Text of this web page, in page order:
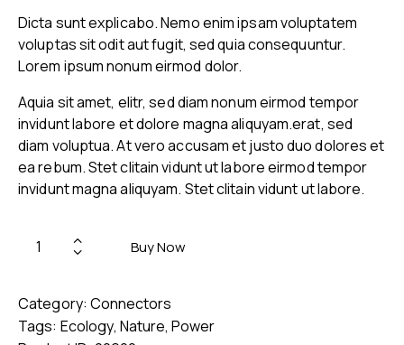
Dicta sunt explicabo. Nemo enim ipsam voluptatem
voluptas sit odit aut fugit, sed quia consequuntur.
Lorem ipsum nonum eirmod dolor.
Aquia sit amet, elitr, sed diam nonum eirmod tempor
invidunt labore et dolore magna aliquyam.erat, sed
diam voluptua. At vero accusam et justo duo dolores et
ea rebum. Stet clitain vidunt ut labore eirmod tempor
invidunt magna aliquyam. Stet clitain vidunt ut labore.
Buy Now
Category: Connectors
Tags: Ecology, Nature,Power